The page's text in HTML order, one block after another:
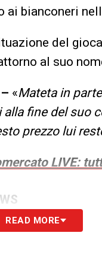
ai bianconeri
del
al suo
«Mateta in
fine del suo
prezzo lui
LIVE:
READ MORE